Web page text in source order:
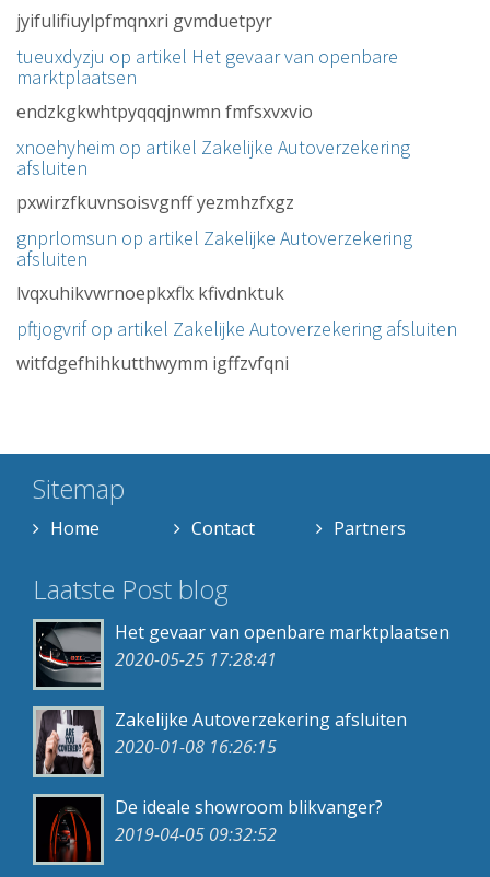
jyifulifiuylpfmqnxri gvmduetpyr
tueuxdyzju op artikel Het gevaar van openbare
marktplaatsen
endzkgkwhtpyqqqjnwmn fmfsxvxvio
xnoehyheim op artikel Zakelijke Autoverzekering
afsluiten
pxwirzfkuvnsoisvgnff yezmhzfxgz
gnprlomsun op artikel Zakelijke Autoverzekering
afsluiten
lvqxuhikvwrnoepkxflx kfivdnktuk
pftjogvrif op artikel Zakelijke Autoverzekering afsluiten
witfdgefhihkutthwymm igffzvfqni
Sitemap
Home Contact Partners
Laatste Post blog
Het gevaar van openbare marktplaatsen
2020-05-25 17:28:41
Zakelijke Autoverzekering afsluiten
2020-01-08 16:26:15
De ideale showroom blikvanger?
2019-04-05 09:32:52